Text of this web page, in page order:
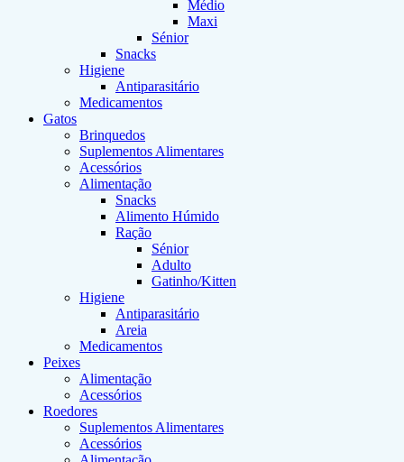
Médio
Maxi
Sénior
Snacks
Higiene
Antiparasitário
Medicamentos
Gatos
Brinquedos
Suplementos Alimentares
Acessórios
Alimentação
Snacks
Alimento Húmido
Ração
Sénior
Adulto
Gatinho/Kitten
Higiene
Antiparasitário
Areia
Medicamentos
Peixes
Alimentação
Acessórios
Roedores
Suplementos Alimentares
Acessórios